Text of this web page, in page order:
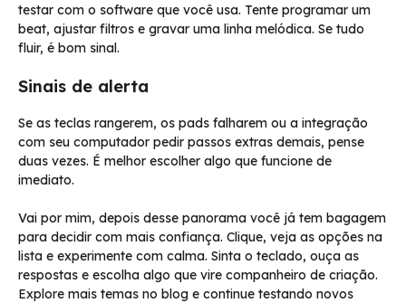
testar com o software que você usa. Tente programar um
beat, ajustar filtros e gravar uma linha melódica. Se tudo
fluir, é bom sinal.
Sinais de alerta
Se as teclas rangerem, os pads falharem ou a integração
com seu computador pedir passos extras demais, pense
duas vezes. É melhor escolher algo que funcione de
imediato.
Vai por mim, depois desse panorama você já tem bagagem
para decidir com mais confiança. Clique, veja as opções na
lista e experimente com calma. Sinta o teclado, ouça as
respostas e escolha algo que vire companheiro de criação.
Explore mais temas no blog e continue testando novos